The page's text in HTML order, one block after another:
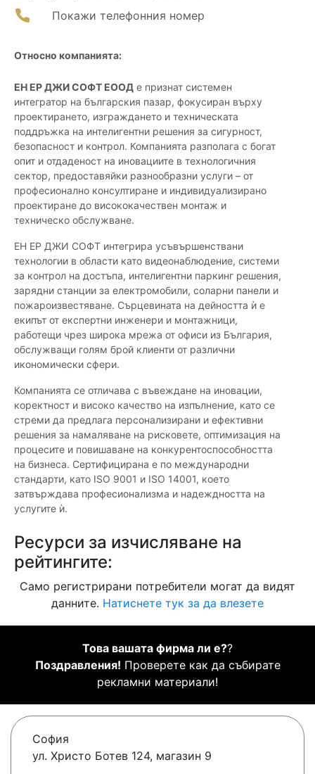
Покажи телефонния номер
Относно компанията:
ЕН ЕР ДЖИ СОФТ ЕООД е признат системен
интегратор на българския пазар, фокусиран върху
проектирането, изграждането и техническата
поддръжка на интелигентни решения за сигурност,
безопасност и контрол. Компанията разполага с богат
опит и отдаденост на иновациите в технологичния
сектор, предоставяйки разнообразни услуги – от
професионално консултиране и индивидуализирано
проектиране до висококачествен монтаж и
техническо обслужване.
ЕН ЕР ДЖИ СОФТ интегрира усъвършенствани
технологии в области като видеонаблюдение, системи
за контрол на достъпа, интелигентни паркинг решения,
зарядни станции за електромобили, соларни панели и
пожароизвестяване. Сърцевината на дейността ѝ е
екипът от експертни инженери и монтажници,
работещи чрез широка мрежа от офиси из България,
обслужващи голям брой клиенти от различни
икономически сфери.
Компанията се отличава с въвеждане на иновации,
коректност и високо качество на изпълнение, като се
стреми да предлага персонализирани и ефективни
решения за намаляване на рисковете, оптимизация на
процесите и повишаване на конкурентоспособността
на бизнеса. Сертифицирана е по международни
стандарти, като ISO 9001 и ISO 14001, което
затвърждава професионализма и надеждността на
услугите ѝ.
Ресурси за изчисляване на
рейтингите:
Само регистрирани потребители могат да видят
данните. Натиснете тук за да влезете
Това вашата фирма ли е??
Поздравления! Проверете как да събирате
рекламни материали!
София
ул. Христо Ботев 124, магазин 9